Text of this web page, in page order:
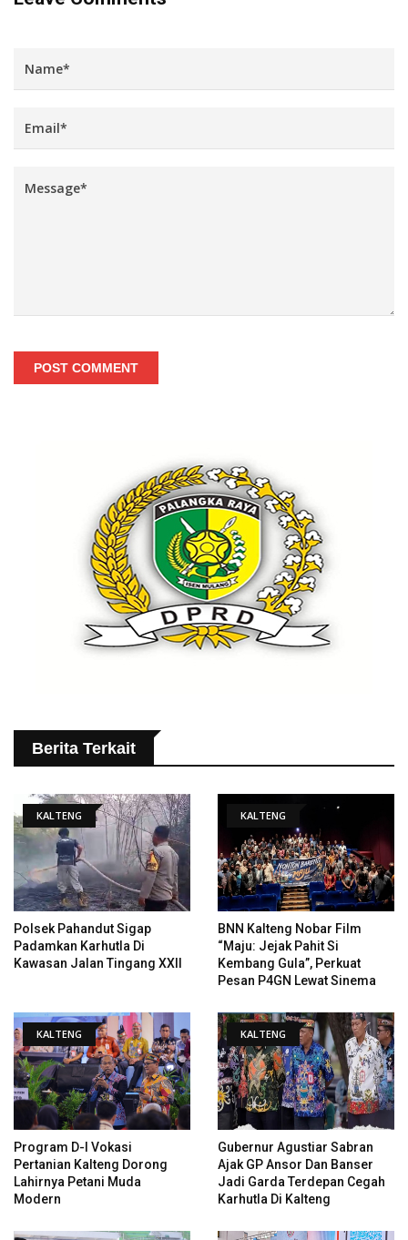
POST COMMENT
Berita Terkait
KALTENG
Polsek Pahandut Sigap
Padamkan Karhutla Di
Kawasan Jalan Tingang XXII
KALTENG
BNN Kalteng Nobar Film
“Maju: Jejak Pahit Si
Kembang Gula”, Perkuat
Pesan P4GN Lewat Sinema
KALTENG
Program D-I Vokasi
Pertanian Kalteng Dorong
Lahirnya Petani Muda
Modern
KALTENG
Gubernur Agustiar Sabran
Ajak GP Ansor Dan Banser
Jadi Garda Terdepan Cegah
Karhutla Di Kalteng